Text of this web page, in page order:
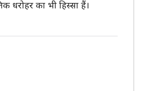
का भी हिस्सा हैं।